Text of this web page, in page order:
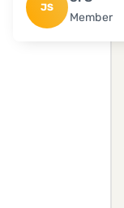
JS
Member